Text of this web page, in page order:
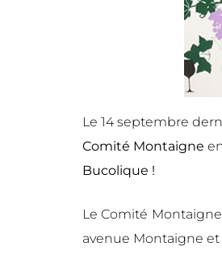
Le 14 septembre
Comité Montaigne
Bucolique !
Le Comité
avenue Montaigne et